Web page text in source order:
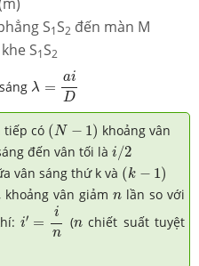
S1S2 đến màn M
S1S2
λ =
ai
D
D
tiếp có (N − 1)
(N− )
khoảng vân
đến vân tối là i/2
i/ 2
vân sáng thứ k và (k − 1)
(k− )
vân giảm n
n lần so với
i′ =
i
n
i′=in
(n
nchiết suất tuyệt